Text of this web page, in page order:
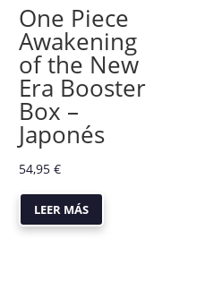
One Piece
Awakening
of the New
Era Booster
Box –
Japonés
54,95 €
LEER MÁS